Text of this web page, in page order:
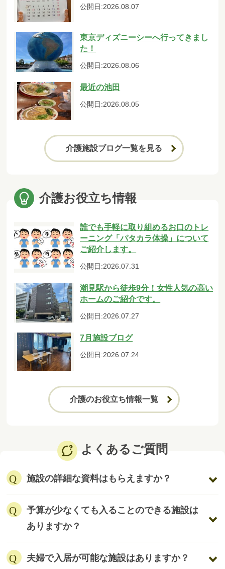
公開日:2026.08.07
東京ディズニーシーへ行ってきまし
た！
公開日:2026.08.06
最近の池田
公開日:2026.08.05
介護施設ブログ一覧を見る
介護お役立ち情報
誰でも手軽に取り組めるお口のトレ
ーニング「パタカラ体操」について
ご紹介します。
公開日:2026.07.31
潮見駅から徒歩9分！女性人気の高い
ホームのご紹介です。
公開日:2026.07.27
7月施設ブログ
公開日:2026.07.24
介護のお役立ち情報一覧
よくあるご質問
施設の詳細な資料はもらえますか？
予算が少なくても入ることのできる施設は
ありますか？
夫婦で入居が可能な施設はありますか？